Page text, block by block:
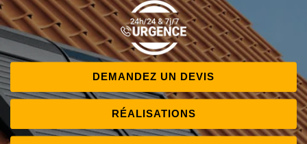
DEMANDEZ UN DEVIS
RÉALISATIONS